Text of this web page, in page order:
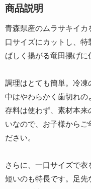
商品説明
青森県産のムラサキイ
口サイズにカットし、
ばしく揚がる竜田揚げに
調理はとても簡単。冷凍
中はやわらかく歯切れ
存料は使わず、素材本
いなので、お子様からご
ださい。
さらに、一口サイズで
短いのも特長です。足先